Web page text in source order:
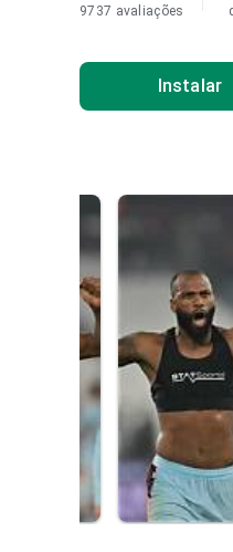
9737 avaliações
Instalar